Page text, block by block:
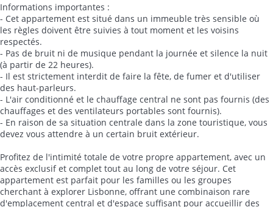
Informations importantes :
- Cet appartement est situé dans un immeuble très sensible où
les règles doivent être suivies à tout moment et les voisins
respectés.
- Pas de bruit ni de musique pendant la journée et silence la nuit
(à partir de 22 heures).
- Il est strictement interdit de faire la fête, de fumer et d'utiliser
des haut-parleurs.
- L'air conditionné et le chauffage central ne sont pas fournis (des
chauffages et des ventilateurs portables sont fournis).
- En raison de sa situation centrale dans la zone touristique, vous
devez vous attendre à un certain bruit extérieur.
Profitez de l'intimité totale de votre propre appartement, avec un
accès exclusif et complet tout au long de votre séjour. Cet
appartement est parfait pour les familles ou les groupes
cherchant à explorer Lisbonne, offrant une combinaison rare
d'emplacement central et d'espace suffisant pour accueillir des